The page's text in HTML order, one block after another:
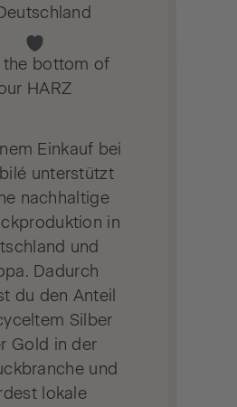
the bottom of
HARZ
Einkauf bei
unterstützt
nachhaltige
in
und
Dadurch
du den Anteil
Silber
Gold in der
und
lokale